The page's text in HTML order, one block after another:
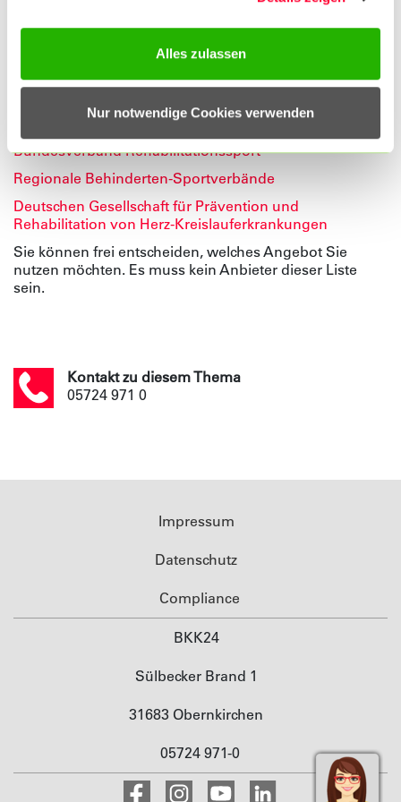
Alles zulassen
Nur notwendige Cookies verwenden
Selbsthilfegruppen angeboten, die sich auf das
jeweilige Krankheitsbild spezialisiert haben. Hier einige
Bundesverband Rehabilitationssport
Regionale Behinderten-Sportverbände
Deutschen Gesellschaft für Prävention und
Rehabilitation von Herz-Kreislauferkrankungen
Sie können frei entscheiden, welches Angebot Sie
nutzen möchten. Es muss kein Anbieter dieser Liste
sein.
Kontakt zu diesem Thema
05724 971 0
Impressum
Datenschutz
Compliance
BKK24
Sülbecker Brand 1
31683 Obernkirchen
05724 971-0